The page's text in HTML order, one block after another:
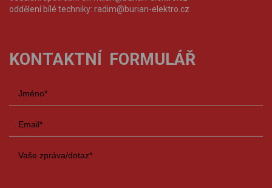
oddělení bílé techniky: radim@burian-elektro.cz
KONTAKTNÍ FORMULÁŘ